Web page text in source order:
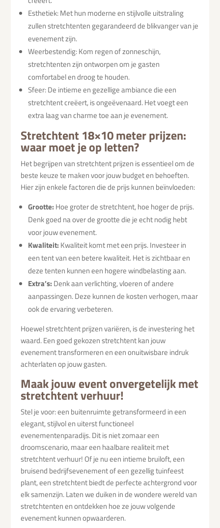
Esthetiek: Met hun moderne en stijlvolle uitstraling
zullen stretchtenten gegarandeerd de blikvanger van je
evenement zijn.
Weerbestendig: Kom regen of zonneschijn,
stretchtenten zijn ontworpen om je gasten
comfortabel en droog te houden.
Sfeer: De intieme en gezellige ambiance die een
stretchtent creëert, is ongeëvenaard. Het voegt een
extra laag van charme toe aan je evenement.
Stretchtent 18×10 meter prijzen:
waar moet je op letten?
Het begrijpen van stretchtent prijzen is essentieel om de
beste keuze te maken voor jouw budget en behoeften.
Hier zijn enkele factoren die de prijs kunnen beïnvloeden:
Grootte: Hoe groter de stretchtent, hoe hoger de prijs.
Denk goed na over de grootte die je echt nodig hebt
voor jouw evenement.
Kwaliteit: Kwaliteit komt met een prijs. Investeer in
een tent van een betere kwaliteit. Het is zichtbaar en
deze tenten kunnen een hogere windbelasting aan.
Extra’s: Denk aan verlichting, vloeren of andere
aanpassingen. Deze kunnen de kosten verhogen, maar
ook de ervaring verbeteren.
Hoewel stretchtent prijzen variëren, is de investering het
waard. Een goed gekozen stretchtent kan jouw
evenement transformeren en een onuitwisbare indruk
achterlaten op jouw gasten.
Maak jouw event onvergetelijk met
stretchtent verhuur!
Stel je voor: een buitenruimte getransformeerd in een
elegant, stijlvol en uiterst functioneel
evenementenparadijs. Dit is niet zomaar een
droomscenario, maar een haalbare realiteit met
stretchtent verhuur! Of je nu een intieme bruiloft, een
bruisend bedrijfsevenement of een gezellig tuinfeest
plant, een stretchtent biedt de perfecte achtergrond voor
elk samenzijn. Laten we duiken in de wondere wereld van
stretchtenten en ontdekken hoe ze jouw volgende
evenement kunnen opwaarderen.